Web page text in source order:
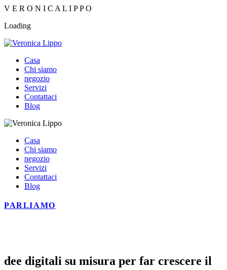
V E R O N I C A L I PPO
Loading
Casa
Chi siamo
negozio
Servizi
Contattaci
Blog
Casa
Chi siamo
negozio
Servizi
Contattaci
Blog
PARLIAMO
dee digitali su misura per far crescere il